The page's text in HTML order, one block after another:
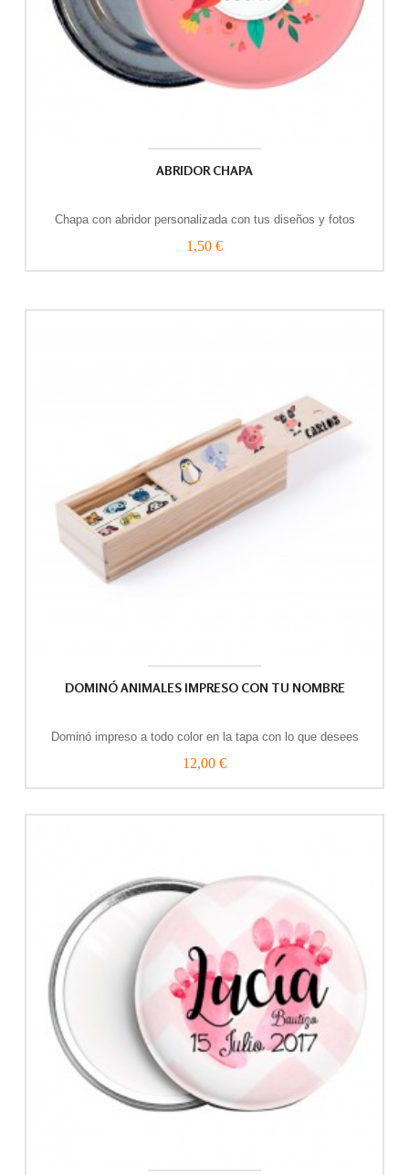
ABRIDOR CHAPA
Chapa con abridor personalizada con tus diseños y fotos
1,50 €
DOMINÓ ANIMALES IMPRESO CON TU NOMBRE
Dominó impreso a todo color en la tapa con lo que desees
12,00 €